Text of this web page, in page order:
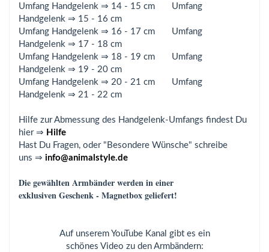
Umfang Handgelenk ⇒ 14 - 15 cm Umfang
Handgelenk ⇒ 15 - 16 cm
Umfang Handgelenk ⇒ 16 - 17 cm Umfang
Handgelenk ⇒ 17 - 18 cm
Umfang Handgelenk ⇒ 18 - 19 cm Umfang
Handgelenk ⇒ 19 - 20 cm
Umfang Handgelenk ⇒ 20 - 21 cm Umfang
Handgelenk ⇒ 21 - 22 cm
Hilfe zur Abmessung des Handgelenk-Umfangs findest Du
hier ⇒ Hilfe
Hast Du Fragen, oder "Besondere Wünsche" schreibe
uns ⇒ info@animalstyle.de
Die gewählten Armbänder werden in einer
exklusiven Geschenk - Magnetbox geliefert!
Auf unserem YouTube Kanal gibt es ein
schönes Video zu den Armbändern: